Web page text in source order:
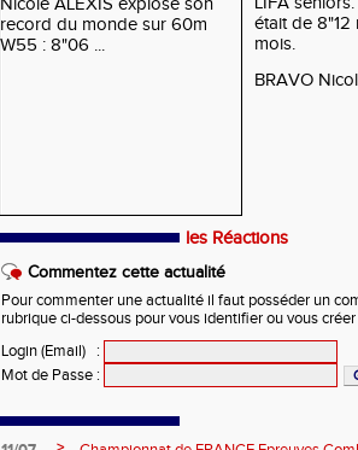
était de 8"12
mois.
BRAVO
les Réactions
Commentez cette actualité
Pour commenter une actualité il faut posséder un
rubrique ci-dessous pour vous identifier ou vous
Login (Email)
:
Mot de Passe :